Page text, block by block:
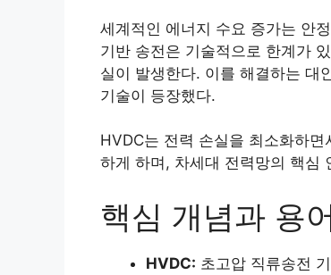
세계적인 에너지 수요 증가는 안
기반 송전은 기술적으로 한계가
실이 발생한다. 이를 해결하는 대
기술이 등장했다.
HVDC는 전력 손실을 최소화하
하게 하며, 차세대 전력망의 핵심
핵심 개념과 용
HVDC: 초고압 직류송전